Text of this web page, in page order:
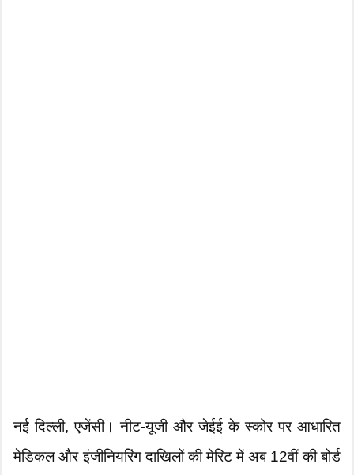
नई दिल्ली, एजेंसी। नीट-यूजी और जेईई के स्कोर पर आधारित
मेडिकल और इंजीनियरिंग दाखिलों की मेरिट में अब 12वीं की बोर्ड